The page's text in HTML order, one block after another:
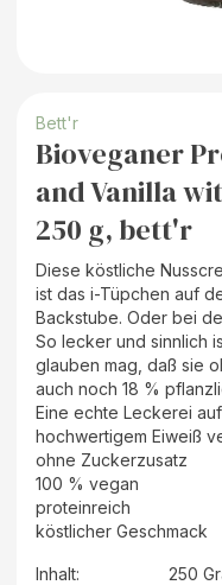
Bett'r
Bioveganer
and Vanilla
250 g, bett'r
Diese köstliche
ist das i-Tüpchen auf
Backstube. Oder bei
So lecker und sinnlich
glauben mag, daß sie
auch noch 18 %
Eine echte Leckerei
hochwertigem Eiweiß
ohne Zuckerzusatz
100 % vegan
proteinreich
köstlicher Geschmack
Inhalt:
250